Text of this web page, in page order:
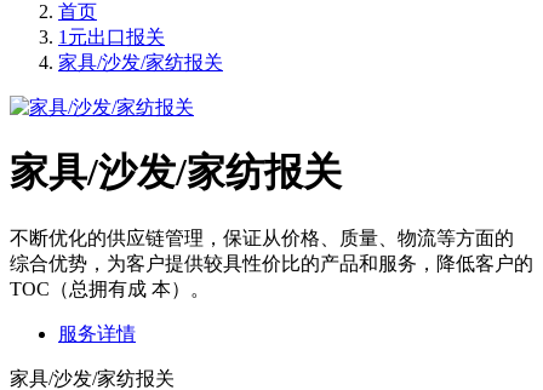
首页
1元出口报关
家具/沙发/家纺报关
家具/沙发/家纺报关
不断优化的供应链管理，保证从价格、质量、物流等方面的
综合优势，为客户提供较具性价比的产品和服务，降低客户的
TOC（总拥有成 本）。​
服务详情
家具/沙发/家纺报关